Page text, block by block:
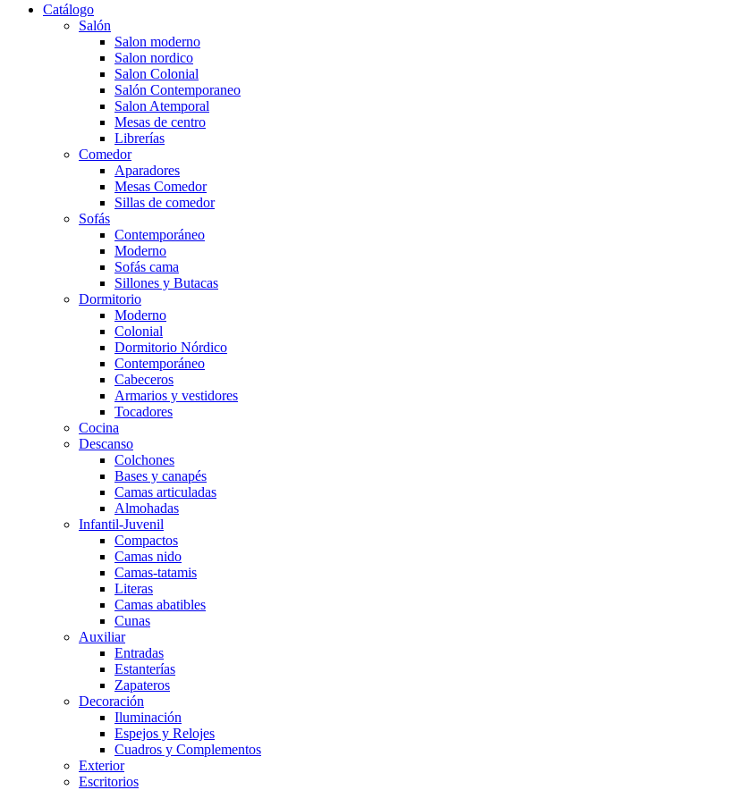
Catálogo
Salón
Salon moderno
Salon nordico
Salon Colonial
Salón Contemporaneo
Salon Atemporal
Mesas de centro
Librerías
Comedor
Aparadores
Mesas Comedor
Sillas de comedor
Sofás
Contemporáneo
Moderno
Sofás cama
Sillones y Butacas
Dormitorio
Moderno
Colonial
Dormitorio Nórdico
Contemporáneo
Cabeceros
Armarios y vestidores
Tocadores
Cocina
Descanso
Colchones
Bases y canapés
Camas articuladas
Almohadas
Infantil-Juvenil
Compactos
Camas nido
Camas-tatamis
Literas
Camas abatibles
Cunas
Auxiliar
Entradas
Estanterías
Zapateros
Decoración
Iluminación
Espejos y Relojes
Cuadros y Complementos
Exterior
Escritorios